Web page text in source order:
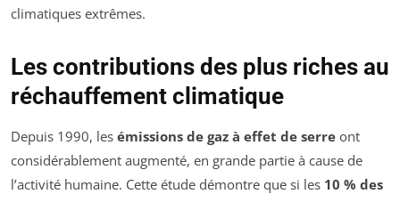
climatiques extrêmes.
Les contributions des plus riches au
réchauffement climatique
Depuis 1990, les émissions de gaz à effet de serre ont
considérablement augmenté, en grande partie à cause de
l’activité humaine. Cette étude démontre que si les 10 % des